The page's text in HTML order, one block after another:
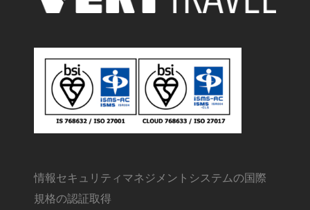
情報セキュリティマネジメントシステムの国際
規格の認証取得